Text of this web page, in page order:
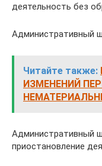
деятельность без
Административный
Читайте также:
ИЗМЕНЕНИЙ
Административный
приостановление